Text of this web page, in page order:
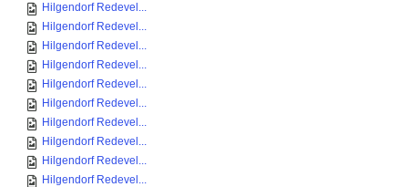
Hilgendorf Redevel...
Hilgendorf Redevel...
Hilgendorf Redevel...
Hilgendorf Redevel...
Hilgendorf Redevel...
Hilgendorf Redevel...
Hilgendorf Redevel...
Hilgendorf Redevel...
Hilgendorf Redevel...
Hilgendorf Redevel...